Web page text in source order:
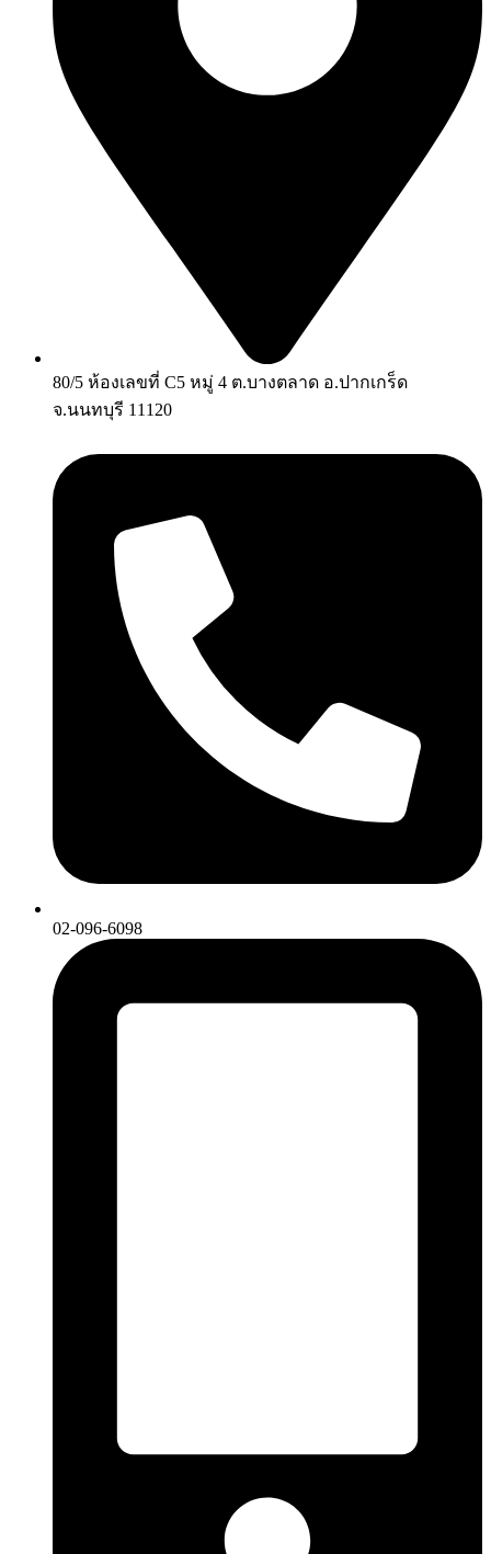
80/5 ห้องเลขที่ C5 หมู่ 4 ต.บางตลาด อ.ปากเกร็ด
จ.นนทบุรี 11120
02-096-6098